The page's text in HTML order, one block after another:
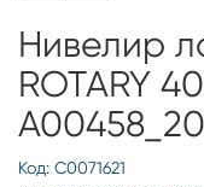
Нивелир
ROTARY
Код: С0071621